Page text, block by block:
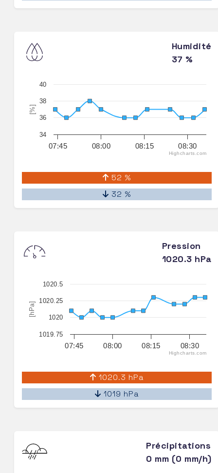
Humidité
37 %
[%]
07:45 08:00 08:15 08:30
34
36
38
40
Highcharts.com
52 %
32 %
Pression
1020.3 hPa
[hPa]
07:45 08:00 08:15 08:30
1019.75
1020
1020.25
1020.5
Highcharts.com
1020.3 hPa
1019 hPa
Précipitations
0 mm (0 mm/h)